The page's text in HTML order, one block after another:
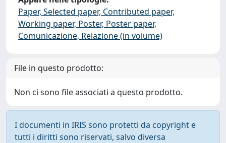
Paper, Selected paper, Contributed paper,
Working paper, Poster, Poster paper,
Comunicazione, Relazione (in volume)
File in questo prodotto:
Non ci sono file associati a questo prodotto.
I documenti in IRIS sono protetti da copyright e
tutti i diritti sono riservati, salvo diversa